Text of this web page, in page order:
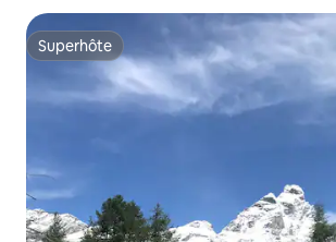
Superhôte
Superhôte